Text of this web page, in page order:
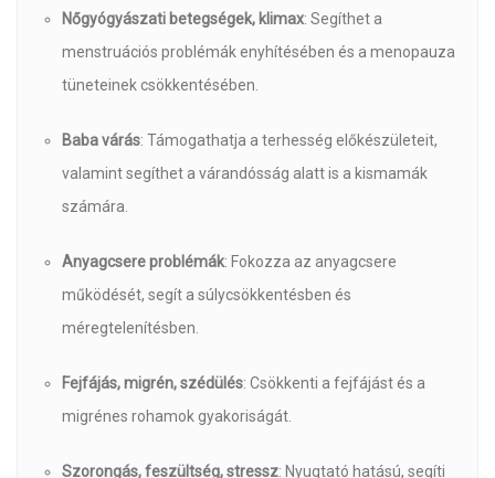
Nőgyógyászati betegségek, klimax: Segíthet a
menstruációs problémák enyhítésében és a menopauza
tüneteinek csökkentésében.
Baba várás: Támogathatja a terhesség előkészületeit,
valamint segíthet a várandósság alatt is a kismamák
számára.
Anyagcsere problémák: Fokozza az anyagcsere
működését, segít a súlycsökkentésben és
méregtelenítésben.
Fejfájás, migrén, szédülés: Csökkenti a fejfájást és a
migrénes rohamok gyakoriságát.
Szorongás, feszültség, stressz: Nyugtató hatású, segíti